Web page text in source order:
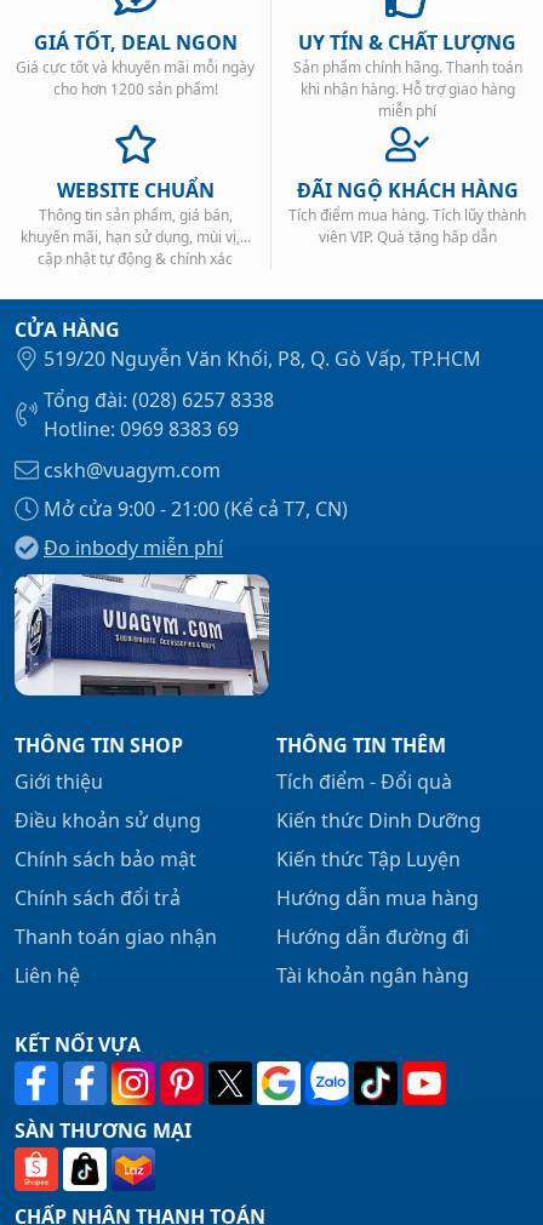
GIÁ TỐT, DEAL NGON
Giá cực tốt và khuyến mãi mỗi ngày
cho hơn 1200 sản phẩm!
UY TÍN & CHẤT LƯỢNG
Sản phẩm chính hãng. Thanh toán
khi nhận hàng. Hỗ trợ giao hàng
miễn phí
WEBSITE CHUẨN
Thông tin sản phẩm, giá bán,
khuyến mãi, hạn sử dụng, mùi vị,...
cập nhật tự động & chính xác
ĐÃI NGỘ KHÁCH HÀNG
Tích điểm mua hàng. Tích lũy thành
viên VIP. Quà tặng hấp dẫn
CỬA HÀNG
519/20 Nguyễn Văn Khối, P8, Q. Gò Vấp, TP.HCM
Tổng đài: (028) 6257 8338
Hotline: 0969 8383 69
cskh@vuagym.com
Mở cửa 9:00 - 21:00 (Kể cả T7, CN)
Đo inbody miễn phí
THÔNG TIN SHOP
Giới thiệu
Điều khoản sử dụng
Chính sách bảo mật
Chính sách đổi trả
Thanh toán giao nhận
Liên hệ
THÔNG TIN THÊM
Tích điểm - Đổi quà
Kiến thức Dinh Dưỡng
Kiến thức Tập Luyện
Hướng dẫn mua hàng
Hướng dẫn đường đi
Tài khoản ngân hàng
KẾT NỐI VỰA
SÀN THƯƠNG MẠI
CHẤP NHẬN THANH TOÁN